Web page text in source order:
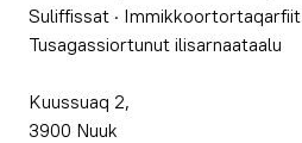
Suliffissat · Immikkoortortaqarfiit
Tusagassiortunut ilisarnaataalu
Kuussuaq 2,
3900 Nuuk